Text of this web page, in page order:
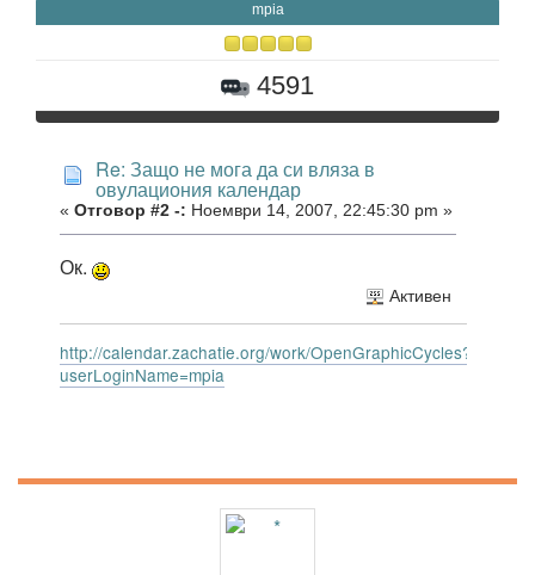
mpia
4591
Re: Защо не мога да си вляза в
овулациония календар
« Отговор #2 -: Ноември 14, 2007, 22:45:30 pm »
Ок.
Активен
http://calendar.zachatie.org/work/OpenGraphicCycles?
userLoginName=mpia